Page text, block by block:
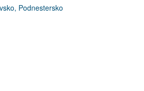
Podnestersko